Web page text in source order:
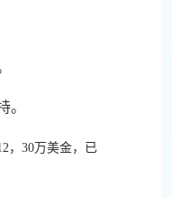
。
，30万美金，已